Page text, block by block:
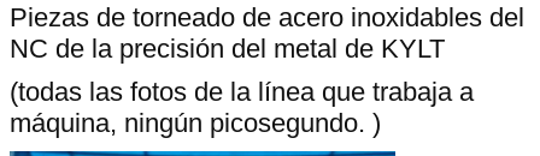
Piezas de torneado de acero inoxidables del
NC de la precisión del metal de KYLT
(todas las fotos de la línea que trabaja a
máquina, ningún picosegundo. )